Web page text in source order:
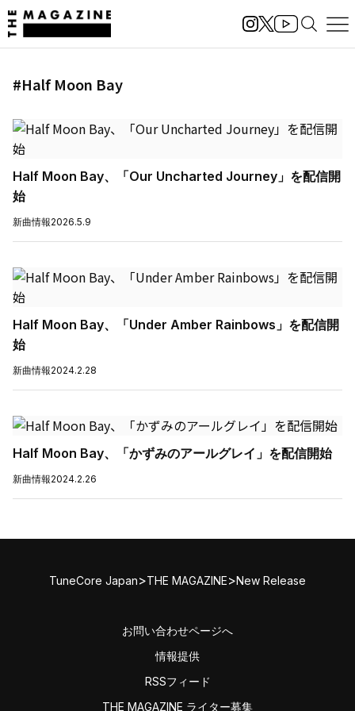
#Half Moon Bay
Half Moon Bay、「Our Uncharted Journey」を配信開
始
新曲情報2026.5.9
Half Moon Bay、「Under Amber Rainbows」を配信開
始
新曲情報2024.2.28
Half Moon Bay、「かずみのアールグレイ」を配信開始
新曲情報2024.2.26
TuneCore Japan>THE MAGAZINE>New Release
お問い合わせページへ
情報提供
RSSフィード
THE MAGAZINE ライター募集